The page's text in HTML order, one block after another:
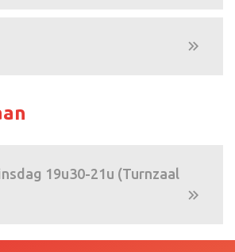
19u30-21u (Turnzaal